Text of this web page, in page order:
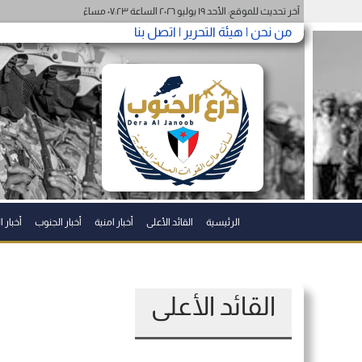
آخر تحديث للموقع: الأحد ١٩ يوليو ٢٠٢٦ الساعة ٠٧:٢٣ مساءً
من نحن | هيئة التحرير | اتصل بنا
الرئيسية القائد الأعلى أخبار امنية أخبار الجنوب
القائد الأعلى